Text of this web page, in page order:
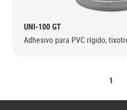
UNI-100 GT
Adhesivo para PVC rígido,
1